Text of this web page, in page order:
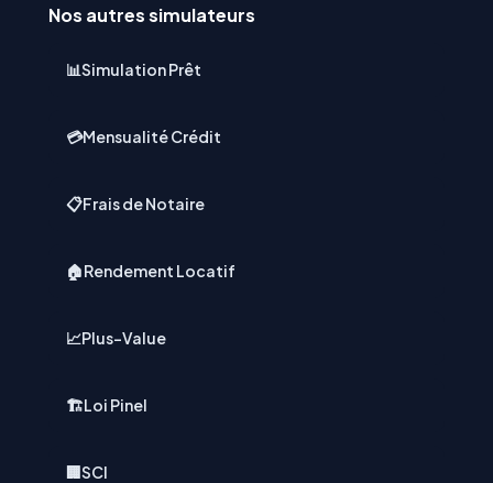
Nos autres simulateurs
📊Simulation Prêt
💳Mensualité Crédit
📋Frais de Notaire
🏠Rendement Locatif
📈Plus-Value
🏗️Loi Pinel
🏢SCI